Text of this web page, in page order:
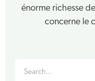
énorme richesse
concerne le